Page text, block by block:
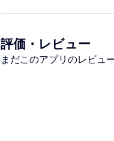
評価・レビュー
まだこのアプリのレビュ